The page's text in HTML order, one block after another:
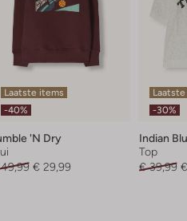
Laatste items
-40%
'n Dry
€ 29,99
-30%
Indian
Top
€ 39,99